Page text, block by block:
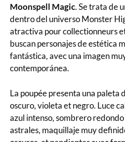
Moonspell Magic. Se trata de
dentro del universo Monster
atractiva pour collectionneurs
buscan personajes de estética
fantástica, avec una imagen
contemporánea.
La poupée presenta una paleta
oscuro, violeta et negro. Luce
azul intenso, sombrero
astrales, maquillaje muy